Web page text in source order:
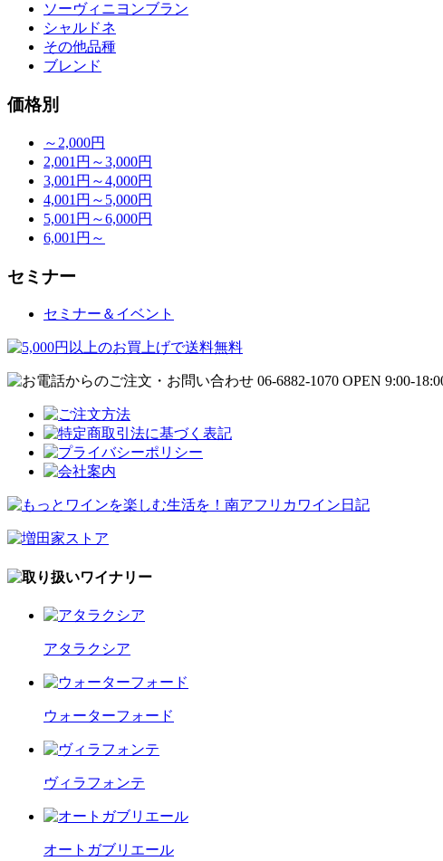
ソーヴィニヨンブラン
シャルドネ
その他品種
ブレンド
価格別
～2,000円
2,001円～3,000円
3,001円～4,000円
4,001円～5,000円
5,001円～6,000円
6,001円～
セミナー
セミナー＆イベント
アタラクシア
ウォーターフォード
ヴィラフォンテ
オートガブリエール